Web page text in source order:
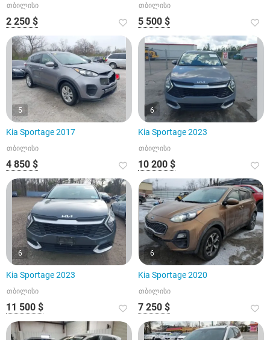
თბილისი
2 250 $
თბილისი
5 500 $
5
Kia Sportage 2017
თბილისი
4 850 $
6
Kia Sportage 2023
თბილისი
10 200 $
6
Kia Sportage 2023
თბილისი
11 500 $
6
Kia Sportage 2020
თბილისი
7 250 $